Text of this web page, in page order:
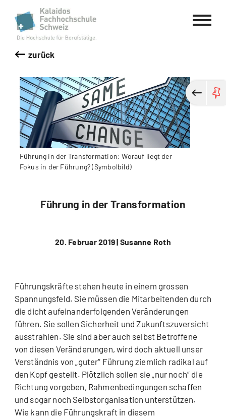
Kalaidos Fachhochschule Schweiz
zurück
Führung in der Transformation: Worauf liegt der
Fokus in der Führung? (Symbolbild)
Führung in der Transformation
20. Februar 2019 | Susanne Roth
Führungskräfte stehen heute in einem grossen
Spannungsfeld. Sie müssen die Mitarbeitenden durch
die dicht aufeinanderfolgenden Veränderungen
führen. Sie sollen Sicherheit und Zukunftszuversicht
ausstrahlen. Sie sind aber auch selbst Betroffene
von diesen Veränderungen, wird doch aktuell unser
Verständnis von „guter“ Führung ziemlich radikal auf
den Kopf gestellt. Plötzlich sollen sie „nur noch“ die
Richtung vorgeben, Rahmenbedingungen schaffen
und sogar noch Selbstorganisation unterstützen.
Wie kann die Führungskraft in diesem